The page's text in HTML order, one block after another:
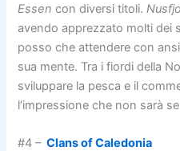
Essen con diversi titoli.
avendo apprezzato molti dei
posso che attendere con
sua mente. Tra i fiordi della
sviluppare la pesca e il
l’impressione che non sarà
#4 – Clans of Caledonia